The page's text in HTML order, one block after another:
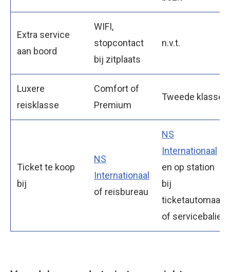
Extra service
aan boord
WIFI,
stopcontact
bij zitplaats
n.v.t.
Luxere
reisklasse
Comfort of
Premium
Tweede klasse
Ticket te koop
bij
NS
Internationaal
of reisbureau
NS
Internationaal
en op station
bij
ticketautomaat
of servicebalie